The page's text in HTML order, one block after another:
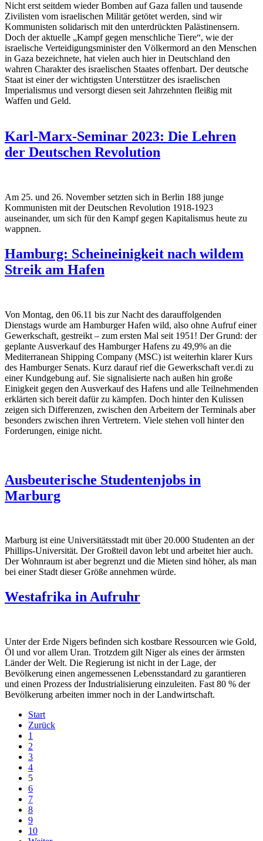
Nicht erst seitdem wieder Bomben auf Gaza fallen und tausende
Zivilisten vom israelischen Militär getötet werden, sind wir
Kommunisten solidarisch mit den unterdrückten Palästinensern.
Doch der aktuelle „Kampf gegen menschliche Tiere“, wie der
israelische Verteidigungsminister den Völkermord an den Menschen
in Gaza bezeichnete, hat vielen auch hier in Deutschland den
wahren Charakter des israelischen Staates offenbart. Der deutsche
Staat ist einer der wichtigsten Unterstützer des israelischen
Imperialismus und versorgt diesen seit Jahrzehnten fleißig mit
Waffen und Geld.
Karl-Marx-Seminar 2023: Die Lehren
der Deutschen Revolution
Am 25. und 26. November setzten sich in Berlin 188 junge
Kommunisten mit der Deutschen Revolution 1918-1923
auseinander, um sich für den Kampf gegen Kapitalismus heute zu
wappnen.
Hamburg: Scheineinigkeit nach wildem
Streik am Hafen
Von Montag, den 06.11 bis zur Nacht des darauffolgenden
Dienstags wurde am Hamburger Hafen wild, also ohne Aufruf einer
Gewerkschaft, gestreikt – zum ersten Mal seit 1951! Der Grund: der
geplante Ausverkauf des Hamburger Hafens zu 49,9% an die
Mediterranean Shipping Company (MSC) ist weiterhin klarer Kurs
des Hamburger Senats. Kurz darauf rief die Gewerkschaft ver.di zu
einer Kundgebung auf. Sie signalisierte nach außen hin große
Einigkeit gegen den Ausverkauf des Hafens und alle Teilnehmenden
erklärten sich bereit dafür zu kämpfen. Doch hinter den Kulissen
zeigen sich Differenzen, zwischen den Arbeitern der Terminals aber
besonders zwischen ihren Vertretern. Viele stehen voll hinter den
Forderungen, einige nicht.
Ausbeuterische Studentenjobs in
Marburg
Marburg ist eine Universitätsstadt mit über 20.000 Studenten an der
Phillips-Universität. Der Großteil davon lebt und arbeitet hier auch.
Der Wohnraum ist aber begrenzt und die Mieten sind höher, als man
bei einer Stadt dieser Größe annehmen würde.
Westafrika in Aufruhr
Unter der Erde Nigers befinden sich kostbare Ressourcen wie Gold,
Öl und vor allem Uran. Trotzdem gilt Niger als eines der ärmsten
Länder der Welt. Die Regierung ist nicht in der Lage, der
Bevölkerung einen angemessenen Lebensstandard zu garantieren
und einen Prozess der Industrialisierung einzuleiten. Fast 80 % der
Bevölkerung arbeiten immer noch in der Landwirtschaft.
Start
Zurück
1
2
3
4
5
6
7
8
9
10